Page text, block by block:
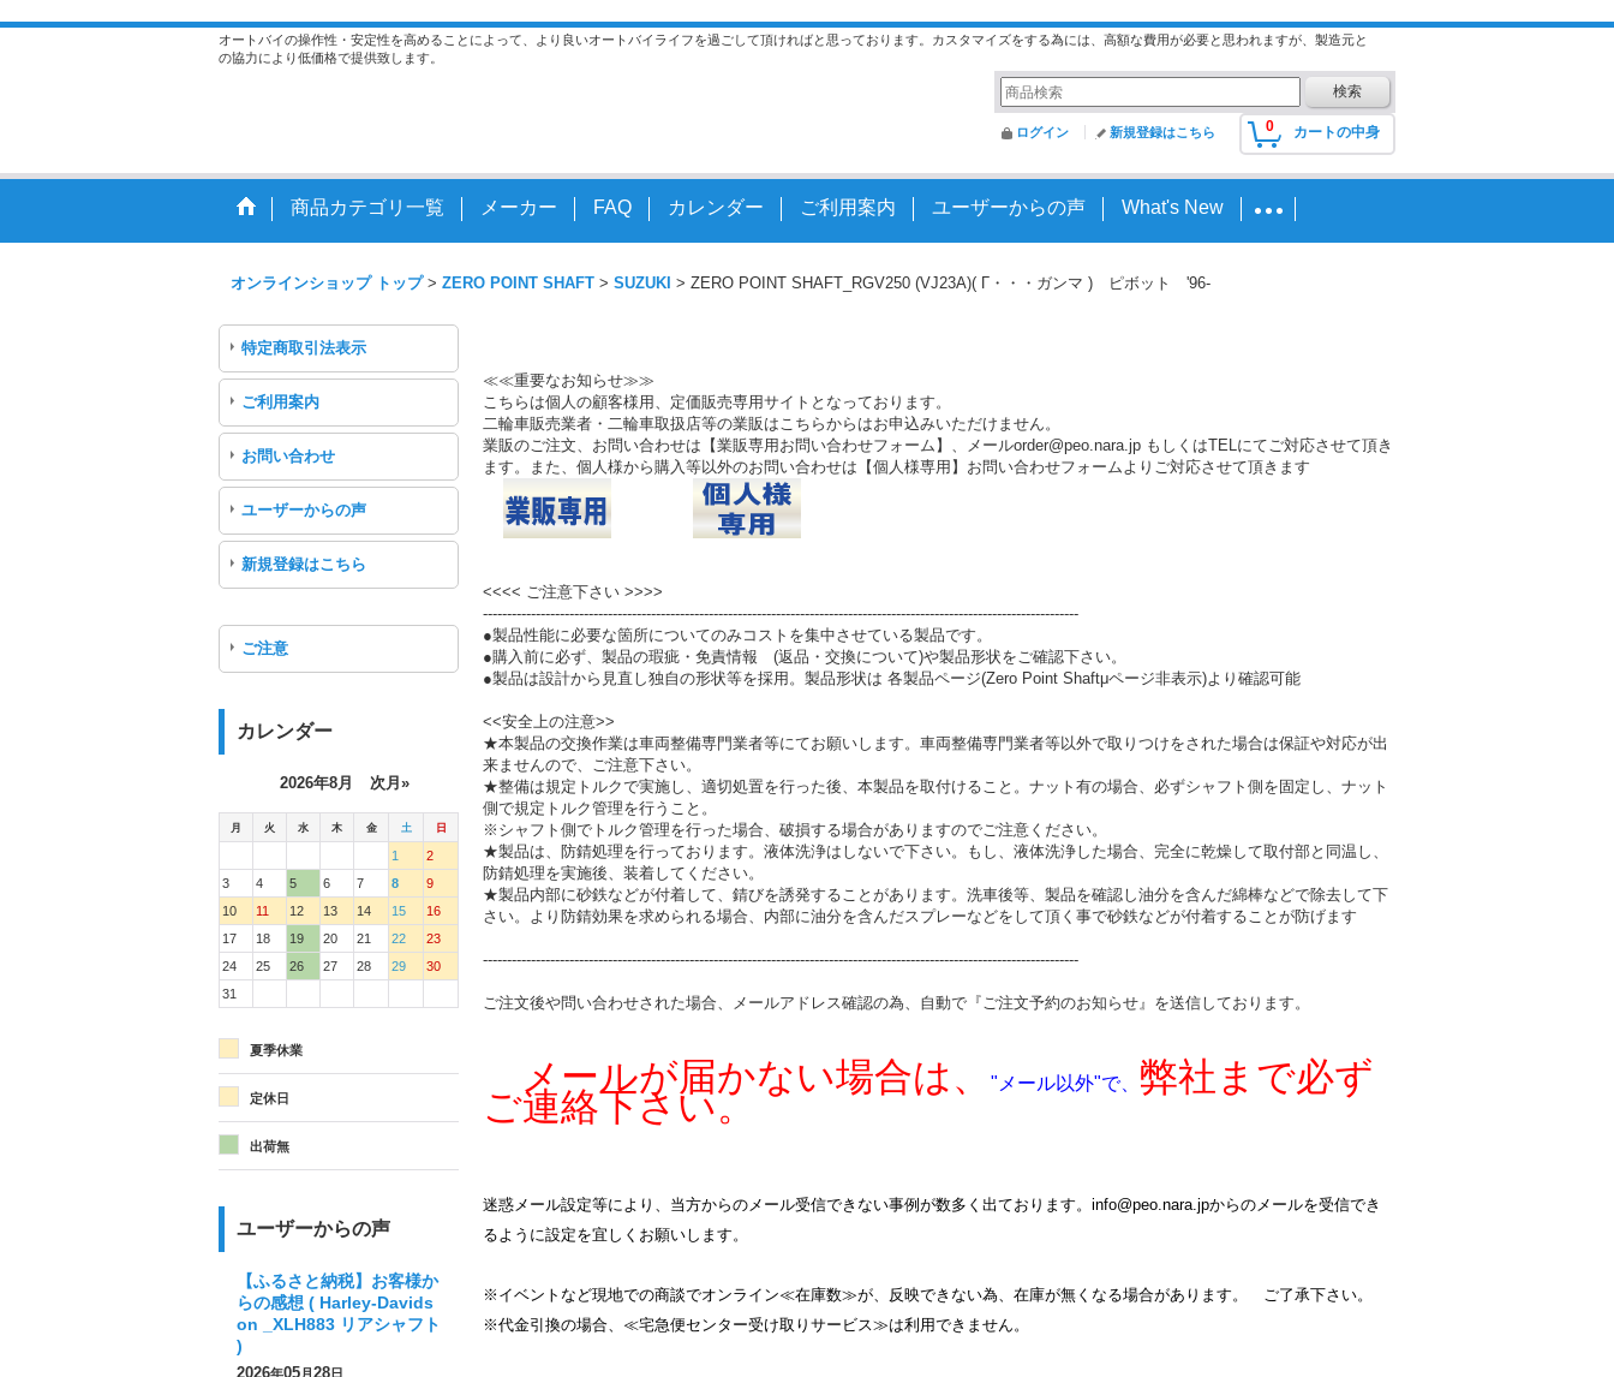
オートバイの操作性・安定性を高めることによって、より良いオートバイライフを過ごして頂ければと思っております。カスタマイズをする為には、高額な費用が必要と思われますが、製造元と
の協力により低価格で提供致します。
0 カートの中身
ログイン 新規登録はこちら
商品カテゴリ一覧 メーカー FAQ カレンダー ご利用案内 ユーザーからの声 What's New
オンラインショップ トップ > ZERO POINT SHAFT > SUZUKI > ZERO POINT SHAFT_RGV250 (VJ23A)( Γ・・・ガンマ ) ピボット '96-
特定商取引法表示
ご利用案内
お問い合わせ
ユーザーからの声
新規登録はこちら
ご注意
カレンダー
2026年8月 次月»
月 火 水 木 金 土 日
1
2
3
4 5 6 7 8
9
10
11 12 13 14 15
16
17
18 19 20 21 22
23
24
25 26 27 28 29
30
31
夏季休業
定休日
出荷無
ユーザーからの声
【ふるさと納税】お客様か
らの感想 ( Harley-Davids
on _XLH883 リアシャフト
)
2026年05月28日
≪≪重要なお知らせ≫≫
こちらは個人の顧客様用、定価販売専用サイトとなっております。
二輪車販売業者・二輪車取扱店等の業販はこちらからはお申込みいただけません。
業販のご注文、お問い合わせは【業販専用お問い合わせフォーム】、メールorder@peo.nara.jp もしくはTELにてご対応させて頂き
ます。また、個人様から購入等以外のお問い合わせは【個人様専用】お問い合わせフォームよりご対応させて頂きます
<<<< ご注意下さい >>>>
----------------------------------------------------------------------------------------------------------------------------
●製品性能に必要な箇所についてのみコストを集中させている製品です。
●購入前に必ず、製品の瑕疵・免責情報 (返品・交換について)や製品形状をご確認下さい。
●製品は設計から見直し独自の形状等を採用。製品形状は 各製品ページ(Zero Point Shaftμページ非表示)より確認可能
<<安全上の注意>>
★本製品の交換作業は車両整備専門業者等にてお願いします。車両整備専門業者等以外で取りつけをされた場合は保証や対応が出
来ませんので、ご注意下さい。
★整備は規定トルクで実施し、適切処置を行った後、本製品を取付けること。ナット有の場合、必ずシャフト側を固定し、ナット
側で規定トルク管理を行うこと。
※シャフト側でトルク管理を行った場合、破損する場合がありますのでご注意ください。
★製品は、防錆処理を行っております。液体洗浄はしないで下さい。もし、液体洗浄した場合、完全に乾燥して取付部と同温し、
防錆処理を実施後、装着してください。
★製品内部に砂鉄などが付着して、錆びを誘発することがあります。洗車後等、製品を確認し油分を含んだ綿棒などで除去して下
さい。より防錆効果を求められる場合、内部に油分を含んだスプレーなどをして頂く事で砂鉄などが付着することが防げます
----------------------------------------------------------------------------------------------------------------------------
ご注文後や問い合わせされた場合、メールアドレス確認の為、自動で『ご注文予約のお知らせ』を送信しております。
メールが届かない場合は、 "メール以外"で、 弊社まで必ず
ご連絡下さい。
迷惑メール設定等により、当方からのメール受信できない事例が数多く出ております。info@peo.nara.jpからのメールを受信でき
るように設定を宜しくお願いします。
※イベントなど現地での商談でオンライン≪在庫数≫が、反映できない為、在庫が無くなる場合があります。 ご了承下さい。
※代金引換の場合、≪宅急便センター受け取りサービス≫は利用できません。